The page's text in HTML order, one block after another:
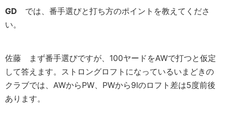
GD では、番手選びと打ち方のポイントを教えてくださ
い。
佐藤 まず番手選びですが、100ヤードをAWで打つと仮定
して答えます。ストロングロフトになっているいまどきの
クラブでは、AWからPW、PWから9Iのロフト差は5度前後
あります。